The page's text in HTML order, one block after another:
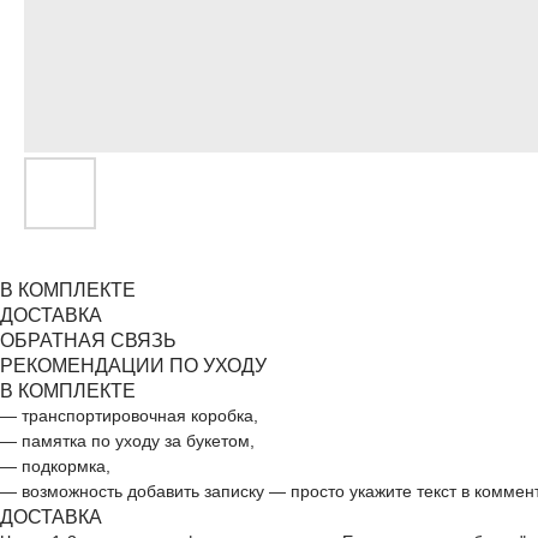
В КОМПЛЕКТЕ
ДОСТАВКА
ОБРАТНАЯ СВЯЗЬ
РЕКОМЕНДАЦИИ ПО УХОДУ
В КОМПЛЕКТЕ
— транспортировочная коробка,
— памятка по уходу за букетом,
— подкормка,
— возможность добавить записку — просто укажите текст в
ДОСТАВКА